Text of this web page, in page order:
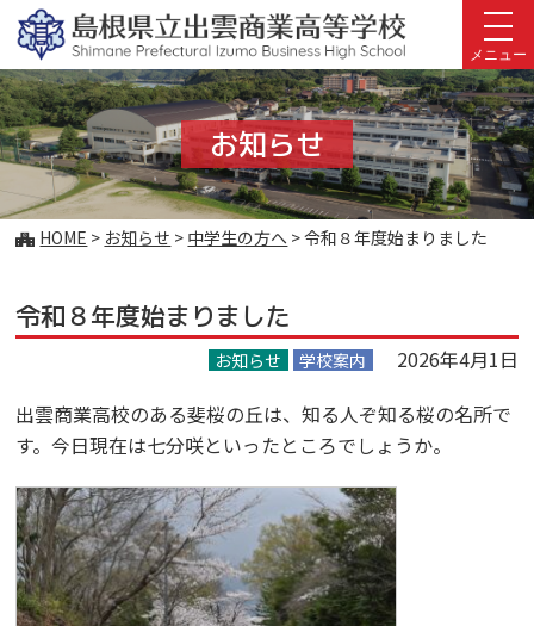
このページの本文へ
メニュー
お知らせ
こ
ー
ジ
置:
HOME > お知らせ > 中学生の方へ >令和８年度始まりました
令和８年度始まりました
お知らせ 学校案内
2026年4月1日
出雲商業高校のある斐桜の丘は、知る人ぞ知る桜の名所で
す。今日現在は七分咲といったところでしょうか。